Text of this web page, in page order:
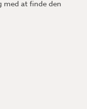
med at finde den